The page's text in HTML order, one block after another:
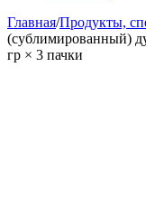
Главная/Продукты,
(сублимированный)
гр × 3 пачки